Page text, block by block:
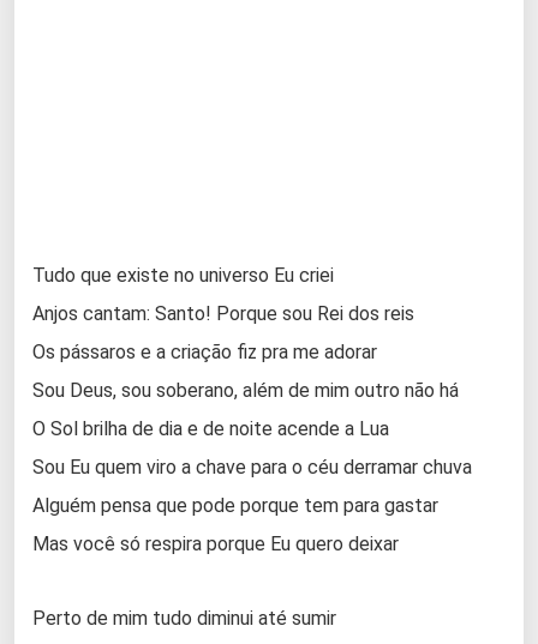
Tudo que existe no universo Eu criei
Anjos cantam: Santo! Porque sou Rei dos reis
Os pássaros e a criação fiz pra me adorar
Sou Deus, sou soberano, além de mim outro não há
O Sol brilha de dia e de noite acende a Lua
Sou Eu quem viro a chave para o céu derramar chuva
Alguém pensa que pode porque tem para gastar
Mas você só respira porque Eu quero deixar
Perto de mim tudo diminui até sumir